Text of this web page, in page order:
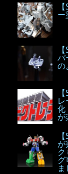
ー
パ
の
化
が
が
ク
グ
ま